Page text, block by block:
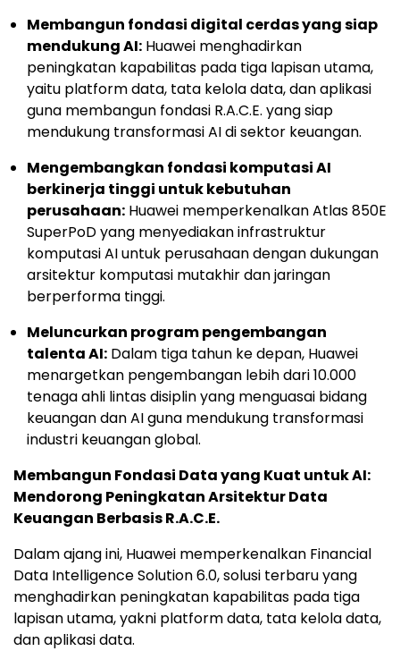
Membangun fondasi digital cerdas yang siap
mendukung AI: Huawei menghadirkan
peningkatan kapabilitas pada tiga lapisan utama,
yaitu platform data, tata kelola data, dan aplikasi
guna membangun fondasi R.A.C.E. yang siap
mendukung transformasi AI di sektor keuangan.
Mengembangkan fondasi komputasi AI
berkinerja tinggi untuk kebutuhan
perusahaan: Huawei memperkenalkan Atlas 850E
SuperPoD yang menyediakan infrastruktur
komputasi AI untuk perusahaan dengan dukungan
arsitektur komputasi mutakhir dan jaringan
berperforma tinggi.
Meluncurkan program pengembangan
talenta AI: Dalam tiga tahun ke depan, Huawei
menargetkan pengembangan lebih dari 10.000
tenaga ahli lintas disiplin yang menguasai bidang
keuangan dan AI guna mendukung transformasi
industri keuangan global.
Membangun Fondasi Data yang Kuat untuk AI:
Mendorong Peningkatan Arsitektur Data
Keuangan Berbasis R.A.C.E.
Dalam ajang ini, Huawei memperkenalkan Financial
Data Intelligence Solution 6.0, solusi terbaru yang
menghadirkan peningkatan kapabilitas pada tiga
lapisan utama, yakni platform data, tata kelola data,
dan aplikasi data.